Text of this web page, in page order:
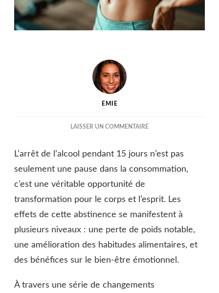
EMIE
LAISSER UN COMMENTAIRESUR
POIDS
APRÈS
SANS
:
LES
L’arrêt de l’alcool pendant 15 jours n’est pas
seulement une pause dans la consommation,
c’est une véritable opportunité de
transformation pour le corps et l’esprit. Les
effets de cette abstinence se manifestent à
plusieurs niveaux : une perte de poids notable,
une amélioration des habitudes alimentaires, et
des bénéfices sur le bien-être émotionnel.
À travers une série de changements